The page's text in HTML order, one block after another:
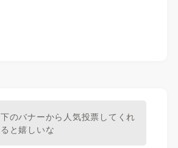
下のバナーから人気投票してくれ
ると嬉しいな